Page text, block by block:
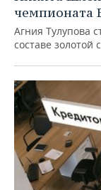
чемпионата
Агния Тулупова
составе золотой